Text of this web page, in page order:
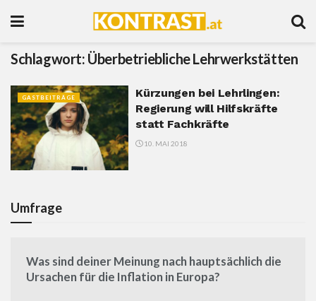
Schlagwort: Überbetriebliche Lehrwerkstätten
GASTBEITRÄGE
Kürzungen bei Lehrlingen:
Regierung will Hilfskräfte
statt Fachkräfte
10. MAI 2018
Umfrage
Was sind deiner Meinung nach hauptsächlich die
Ursachen für die Inflation in Europa?